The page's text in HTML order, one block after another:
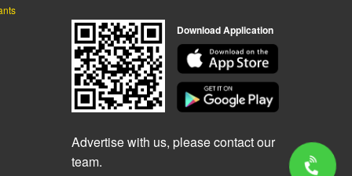
Download Application
Advertise with us, please contact our
team.